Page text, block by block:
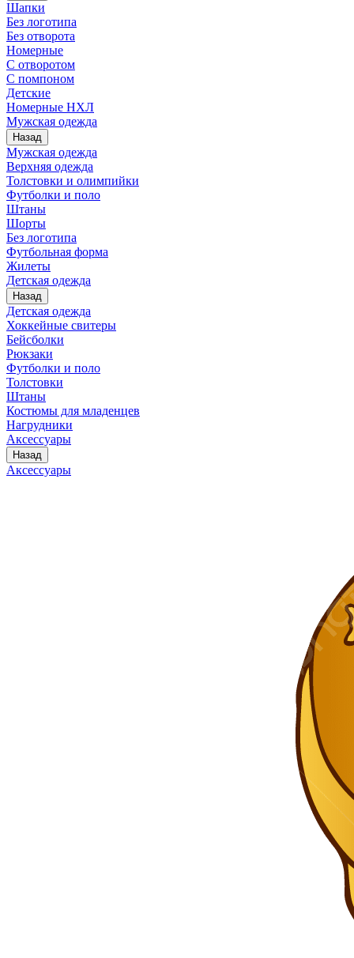
Шапки
Без логотипа
Без отворота
Номерные
С отворотом
С помпоном
Детские
Номерные НХЛ
Мужская одежда
Назад
Мужская одежда
Верхняя одежда
Толстовки и олимпийки
Футболки и поло
Штаны
Шорты
Без логотипа
Футбольная форма
Жилеты
Детская одежда
Назад
Детская одежда
Хоккейные свитеры
Бейсболки
Рюкзаки
Футболки и поло
Толстовки
Штаны
Костюмы для младенцев
Нагрудники
Аксессуары
Назад
Аксессуары